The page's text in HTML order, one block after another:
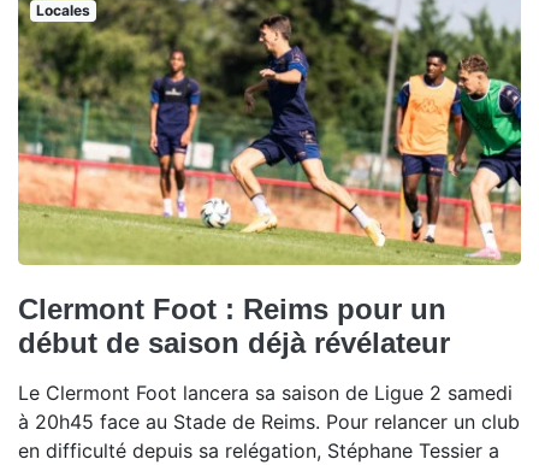
Locales
Clermont Foot : Reims pour un
début de saison déjà révélateur
Le Clermont Foot lancera sa saison de Ligue 2 samedi
à 20h45 face au Stade de Reims. Pour relancer un club
en difficulté depuis sa relégation, Stéphane Tessier a